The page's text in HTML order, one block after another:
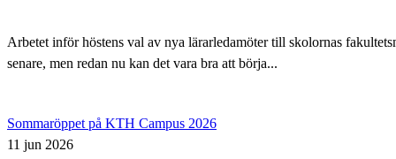
Arbetet inför höstens val av nya lärarledamöter till skolornas
senare, men redan nu kan det vara bra att börja...
Sommaröppet på KTH Campus 2026
11 jun 2026